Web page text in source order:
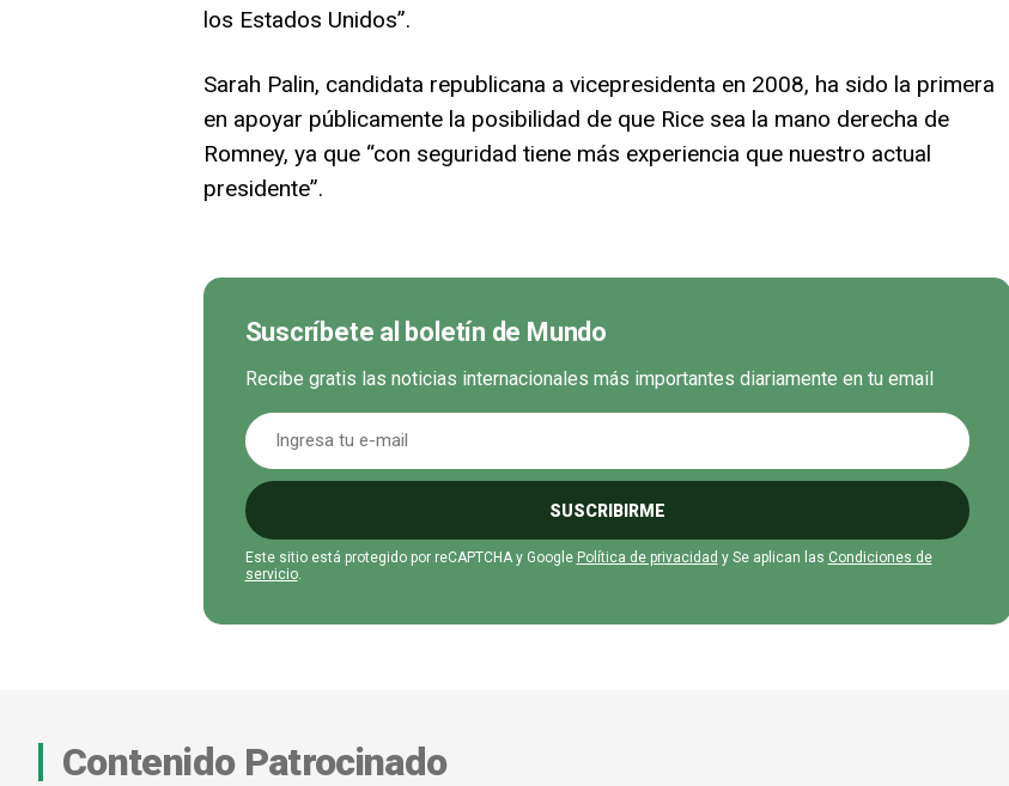
los Estados Unidos”.
Sarah Palin, candidata republicana a vicepresidenta en 2008, ha sido la primera
en apoyar públicamente la posibilidad de que Rice sea la mano derecha de
Romney, ya que “con seguridad tiene más experiencia que nuestro actual
presidente”.
Suscríbete al boletín de Mundo
Recibe gratis las noticias internacionales más importantes diariamente en tu email
SUSCRIBIRME
Este sitio está protegido por reCAPTCHA y Google Política de privacidad y Se aplican las Condiciones de
servicio.
Contenido Patrocinado